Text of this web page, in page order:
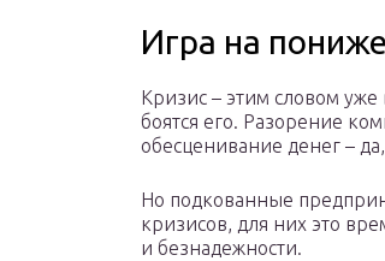
Игра на
Кризис – этим словом уже
боятся его. Разорение
обесценивание денег –
Но подкованные
кризисов, для них это
и безнадежности.